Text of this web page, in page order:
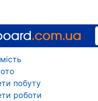
побуту
роботи